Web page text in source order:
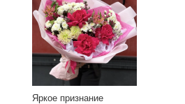
Яркое признание